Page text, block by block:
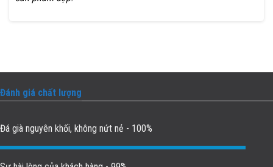
Đánh giá chất lượng
Đá già nguyên khối, không nứt nẻ - 100%